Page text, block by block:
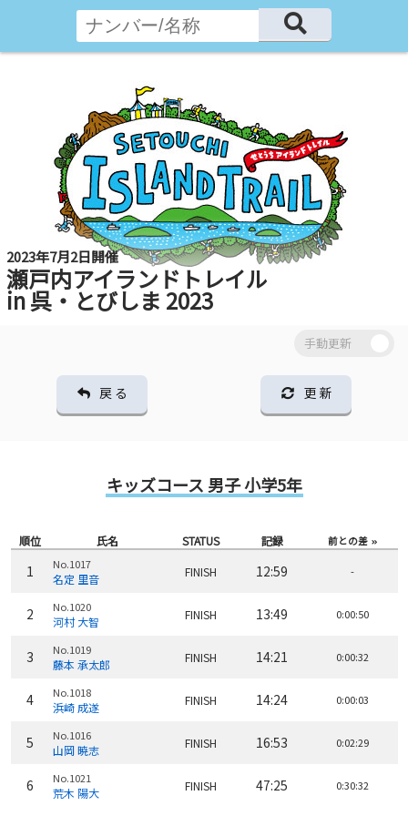
2023年7月2日開催
瀬戸内アイランドトレイル
in 呉・とびしま 2023
戻 る 更 新
キッズコース 男子 小学5年
順位 氏名 STATUS 記録 前との差
1 No.1017
名定 里音 FINISH 12:59 -
2 No.1020
河村 大智 FINISH 13:49 0:00:50
3 No.1019
藤本 承太郎 FINISH 14:21 0:00:32
4 No.1018
浜崎 成遂 FINISH 14:24 0:00:03
5 No.1016
山岡 暁志 FINISH 16:53 0:02:29
6 No.1021
荒木 陽大 FINISH 47:25 0:30:32